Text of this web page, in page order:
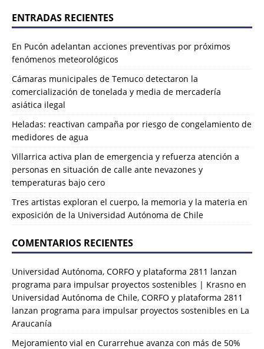
ENTRADAS RECIENTES
En Pucón adelantan acciones preventivas por próximos
fenómenos meteorológicos
Cámaras municipales de Temuco detectaron la
comercialización de tonelada y media de mercadería
asiática ilegal
Heladas: reactivan campaña por riesgo de congelamiento de
medidores de agua
Villarrica activa plan de emergencia y refuerza atención a
personas en situación de calle ante nevazones y
temperaturas bajo cero
Tres artistas exploran el cuerpo, la memoria y la materia en
exposición de la Universidad Autónoma de Chile
COMENTARIOS RECIENTES
Universidad Autónoma, CORFO y plataforma 2811 lanzan
programa para impulsar proyectos sostenibles | Krasno en
Universidad Autónoma de Chile, CORFO y plataforma 2811
lanzan programa para impulsar proyectos sostenibles en La
Araucanía
Mejoramiento vial en Curarrehue avanza con más de 50%